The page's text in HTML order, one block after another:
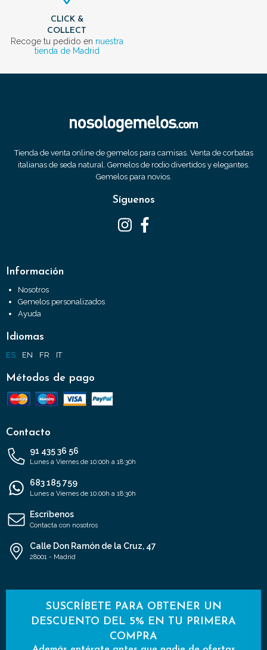
CLICK &
COLLECT
Recoge tu pedido en nuestra
tienda de Madrid
Tienda de venta online de gemelos para camisas. Venta de corbatas
italianas de seda natural. Gemelos de rodio divertidos y elegantes.
Gemelos para novios.
Síguenos
Información
Nosotros
Gemelos personalizados
Ayuda
Idiomas
ES EN FR IT
Métodos de pago
Contacto
91 435 36 56
Lunes a Viernes de 10:00h a 18:30h
683 185 759
Lunes a Viernes de 10:00h a 18:30h
Escríbenos
Contacta con nosotros
Calle Don Ramón de la Cruz, 47
28001 - Madrid
SUSCRÍBETE PARA OBTENER UN
DESCUENTO DEL 5% EN TU PRIMERA
COMPRA